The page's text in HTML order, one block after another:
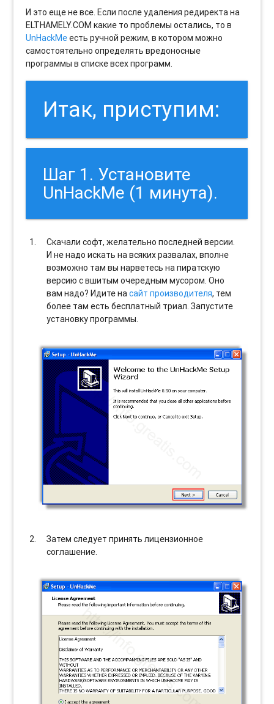
И это еще не все. Если после удаления редиректа на
ELTHAMELY.COM какие то проблемы остались, то в
UnHackMeесть ручной режим, в котором можно
самостоятельно определять вредоносные
программы в списке всех программ.
Итак, приступим:
Шаг 1. Установите
UnHackMe (1 минута).
Скачали софт, желательно последней версии.
И не надо искать на всяких развалах, вполне
возможно там вы нарветесь на пиратскую
версию с вшитым очередным мусором. Оно
вам надо? Идите насайт производителя, тем
более там есть бесплатный триал. Запустите
установку программы.
Затем следует принять лицензионное
соглашение.